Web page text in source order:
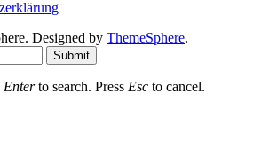
Designed by ThemeSphere.
Submit
Enterto search. Press Esc to cancel.